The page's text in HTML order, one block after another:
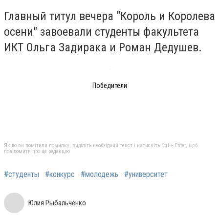
Главный титул вечера "Король и Королева
осени" завоевали студенты факультета
ИКТ Ольга Задирака и Роман Дедушев.
Победители
Якщо ви помітили помилку, виділіть необхідний текст і натисніть Ctrl + Enter, щоб
повідомити про це редакцію
#студенты #конкурс #молодежь #университет
Юлия Рыбальченко